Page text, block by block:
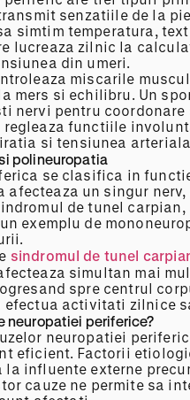
senzatiile de la
simtim temperatura,
lucreaza zilnic la
din umeri.
miscarile
mers si echilibru. Un
nervi pentru coordonare
functiile
si tensiunea
polineuropatia
se clasifica in
afecteaza un singur
de tunel
exemplu de
sindromul de tunel
simultan mai
spre centrul
efectua activitati zilnice
neuropatiei periferice?
neuropatiei
eficient. Factorii
la influente externe
cauze ne permite sa